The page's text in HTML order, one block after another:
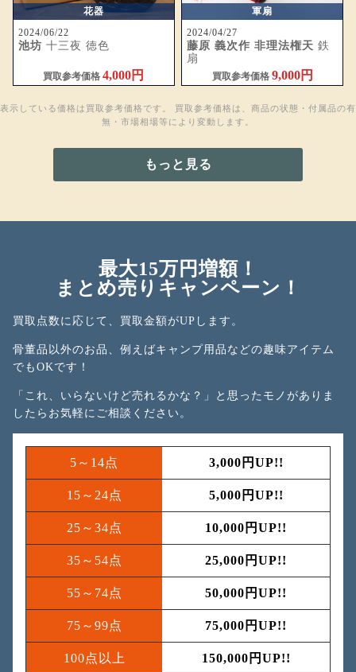
花器
2024/06/22
池坊 十三夜 徳色
買取参考価格4,000円
軍扇
2024/04/27
藤原 義次作 非理法権天 鉄
扇
買取参考価格 9,000円
表示している価格は買取参考価格です。 買取参考価格は、商品の状態・付属品の有
無・市場相場等により変動します。
もっと見る
最大15万円増額！
まとめ売りキャンペーン！
買取点数に応じて、買取金額がUPします。
骨董品以外のお品、例えばキャンプ用品などの趣味アイテム
でもOKです！
「これ、いらないけど売れるかな？」と思ったモノがありま
したら お気軽にご相談ください。
5～14点 3,000円UP!!
15～24点 5,000円UP!!
25～34点 10,000円UP!!
35～54点 25,000円UP!!
55～74点 50,000円UP!!
75～99点 75,000円UP!!
100点以上 150,000円UP!!